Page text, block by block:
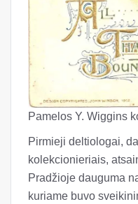
Pamelos Y. Wiggins
Pirmieji deltiologai,
kolekcionieriais,
Pradžioje dauguma
kuriame buvo